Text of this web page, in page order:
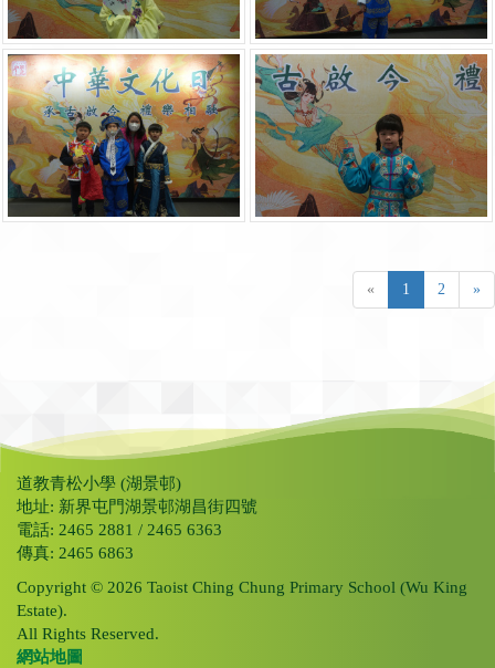
« 1 2 »
道教青松小學 (湖景邨)
地址: 新界屯門湖景邨湖昌街四號
電話: 2465 2881 / 2465 6363
傳真: 2465 6863
Copyright © 2026 Taoist Ching Chung Primary School (Wu King
Estate).
All Rights Reserved.
網站地圖